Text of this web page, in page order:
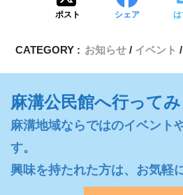
ポスト シェア
CATEGORY : お知らせ イベント
麻溝公民館へ行ってみ
麻溝地域ならではのイベント
す。
興味を持たれた方は、お気軽